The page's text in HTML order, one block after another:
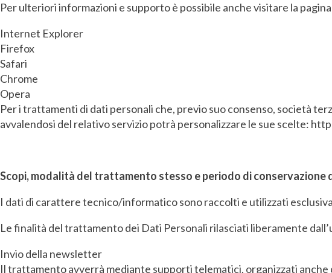
Per ulteriori informazioni e supporto è possibile anche visitare la
Internet Explorer
Firefox
Safari
Chrome
Opera
Per i trattamenti di dati personali che, previo suo consenso, società
avvalendosi del relativo servizio potrà personalizzare le sue scelte:
Scopi, modalità del trattamento stesso e periodo di conservazione
I dati di carattere tecnico/informatico sono raccolti e utilizzati
Le finalità del trattamento dei Dati Personali rilasciati liberamente
Invio della newsletter
Il trattamento avverrà mediante supporti telematici, organizzati